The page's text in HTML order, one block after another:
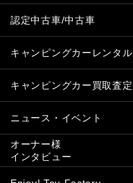
認定中古車/中古車
キャンピングカーレンタル
キャンピングカー買取査定
ニュース・イベント
オーナー様
インタビュー